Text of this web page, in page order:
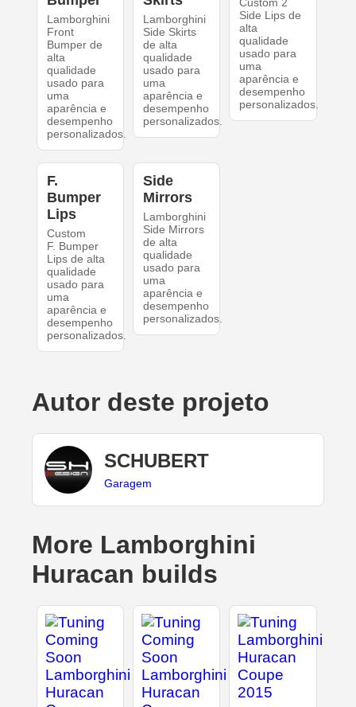
Lamborghini
Front
Bumper de
alta
qualidade
usado para
uma
aparência e
desempenho
personalizados.
Lamborghini
Side Skirts
de alta
qualidade
usado para
uma
aparência e
desempenho
personalizados.
Side Lips de
alta
qualidade
usado para
uma
aparência e
desempenho
personalizados.
F.
Bumper
Lips
Custom
F. Bumper
Lips de alta
qualidade
usado para
uma
aparência e
desempenho
personalizados.
Side
Mirrors
Lamborghini
Side Mirrors
de alta
qualidade
usado para
uma
aparência e
desempenho
personalizados.
Autor deste projeto
SCHUBERT
Garagem
More Lamborghini
Huracan builds